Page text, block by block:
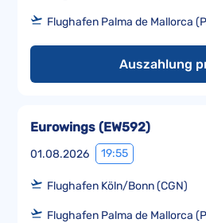
Flughafen Palma de Mallorca
Auszahlung
01.08.2026 19:55
Eurowings (EW592)
Flughafen Köln/Bonn (CGN)
Flughafen Palma de Mallorca